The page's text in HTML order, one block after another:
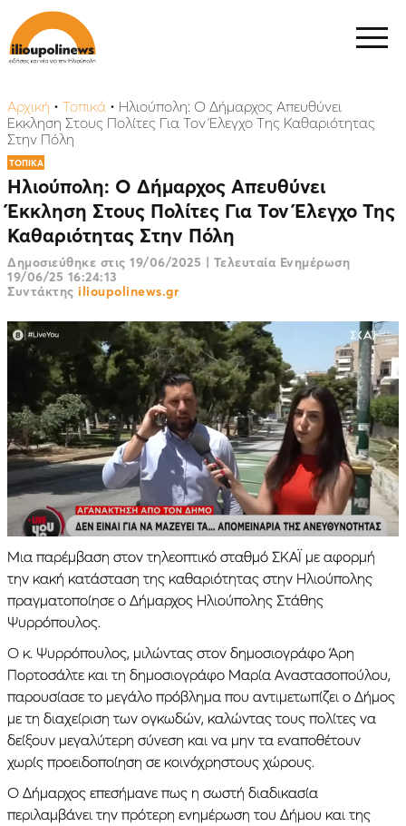
Αρχική • Τοπικά • Ηλιούπολη: Ο Δήμαρχος Απευθύνει
Έκκληση Στους Πολίτες Για Τον Έλεγχο Της Καθαριότητας
Στην Πόλη
ΤΟΠΙΚΑ
Ηλιούπολη: Ο Δήμαρχος Απευθύνει
Έκκληση Στους Πολίτες Για Τον Έλεγχο Της
Καθαριότητας Στην Πόλη
Δημοσιεύθηκε στις 19/06/2025 | Τελευταία Ενημέρωση
19/06/25 16:24:13
Συντάκτης ilioupolinews.gr
Μια παρέμβαση στον τηλεοπτικό σταθμό ΣΚΑΪ με αφορμή
την κακή κατάσταση της καθαριότητας στην Ηλιούπολης
πραγματοποίησε ο Δήμαρχος Ηλιούπολης Στάθης
Ψυρρόπουλος.
Ο κ. Ψυρρόπουλος, μιλώντας στον δημοσιογράφο Άρη
Πορτοσάλτε και τη δημοσιογράφο Μαρία Αναστασοπούλου,
παρουσίασε το μεγάλο πρόβλημα που αντιμετωπίζει ο Δήμος
με τη διαχείριση των ογκωδών, καλώντας τους πολίτες να
δείξουν μεγαλύτερη σύνεση και να μην τα εναποθέτουν
χωρίς προειδοποίηση σε κοινόχρηστους χώρους.
Ο Δήμαρχος επεσήμανε πως η σωστή διαδικασία
περιλαμβάνει την πρότερη ενημέρωση του Δήμου και της